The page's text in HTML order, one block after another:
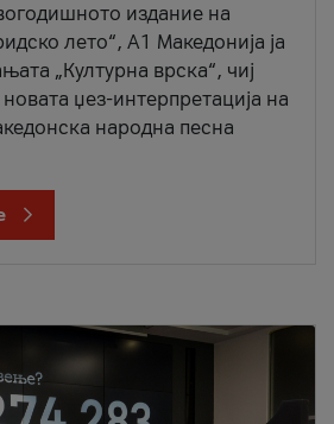
издание на
лето“, А1 Македонија ја
„Културна врска“, чиј
џез-интерпретација на
народна песна